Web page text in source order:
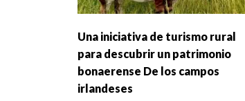
Una iniciativa de turismo rural
para descubrir un patrimonio
bonaerense De los campos
irlandeses